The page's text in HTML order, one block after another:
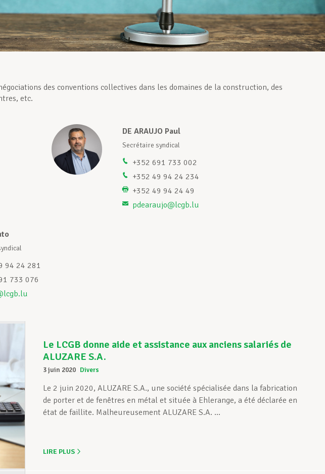
des conventions collectives dans les domaines de la construction, des
etc.
DE ARAUJO Paul
Secrétaire syndical
+352 691 733 002
+352 49 94 24 234
+352 49 94 24 49
pdearaujo@lcgb.lu
94 24 281
733 076
Le LCGB donne aide et assistance aux anciens salariés de
ALUZARE S.A.
3 juin 2020 Divers
Le 2 juin 2020, ALUZARE S.A., une société spécialisée dans la fabrication
de porter et de fenêtres en métal et située à Ehlerange, a été déclarée en
état de faillite. Malheureusement ALUZARE S.A. ...
LIRE PLUS